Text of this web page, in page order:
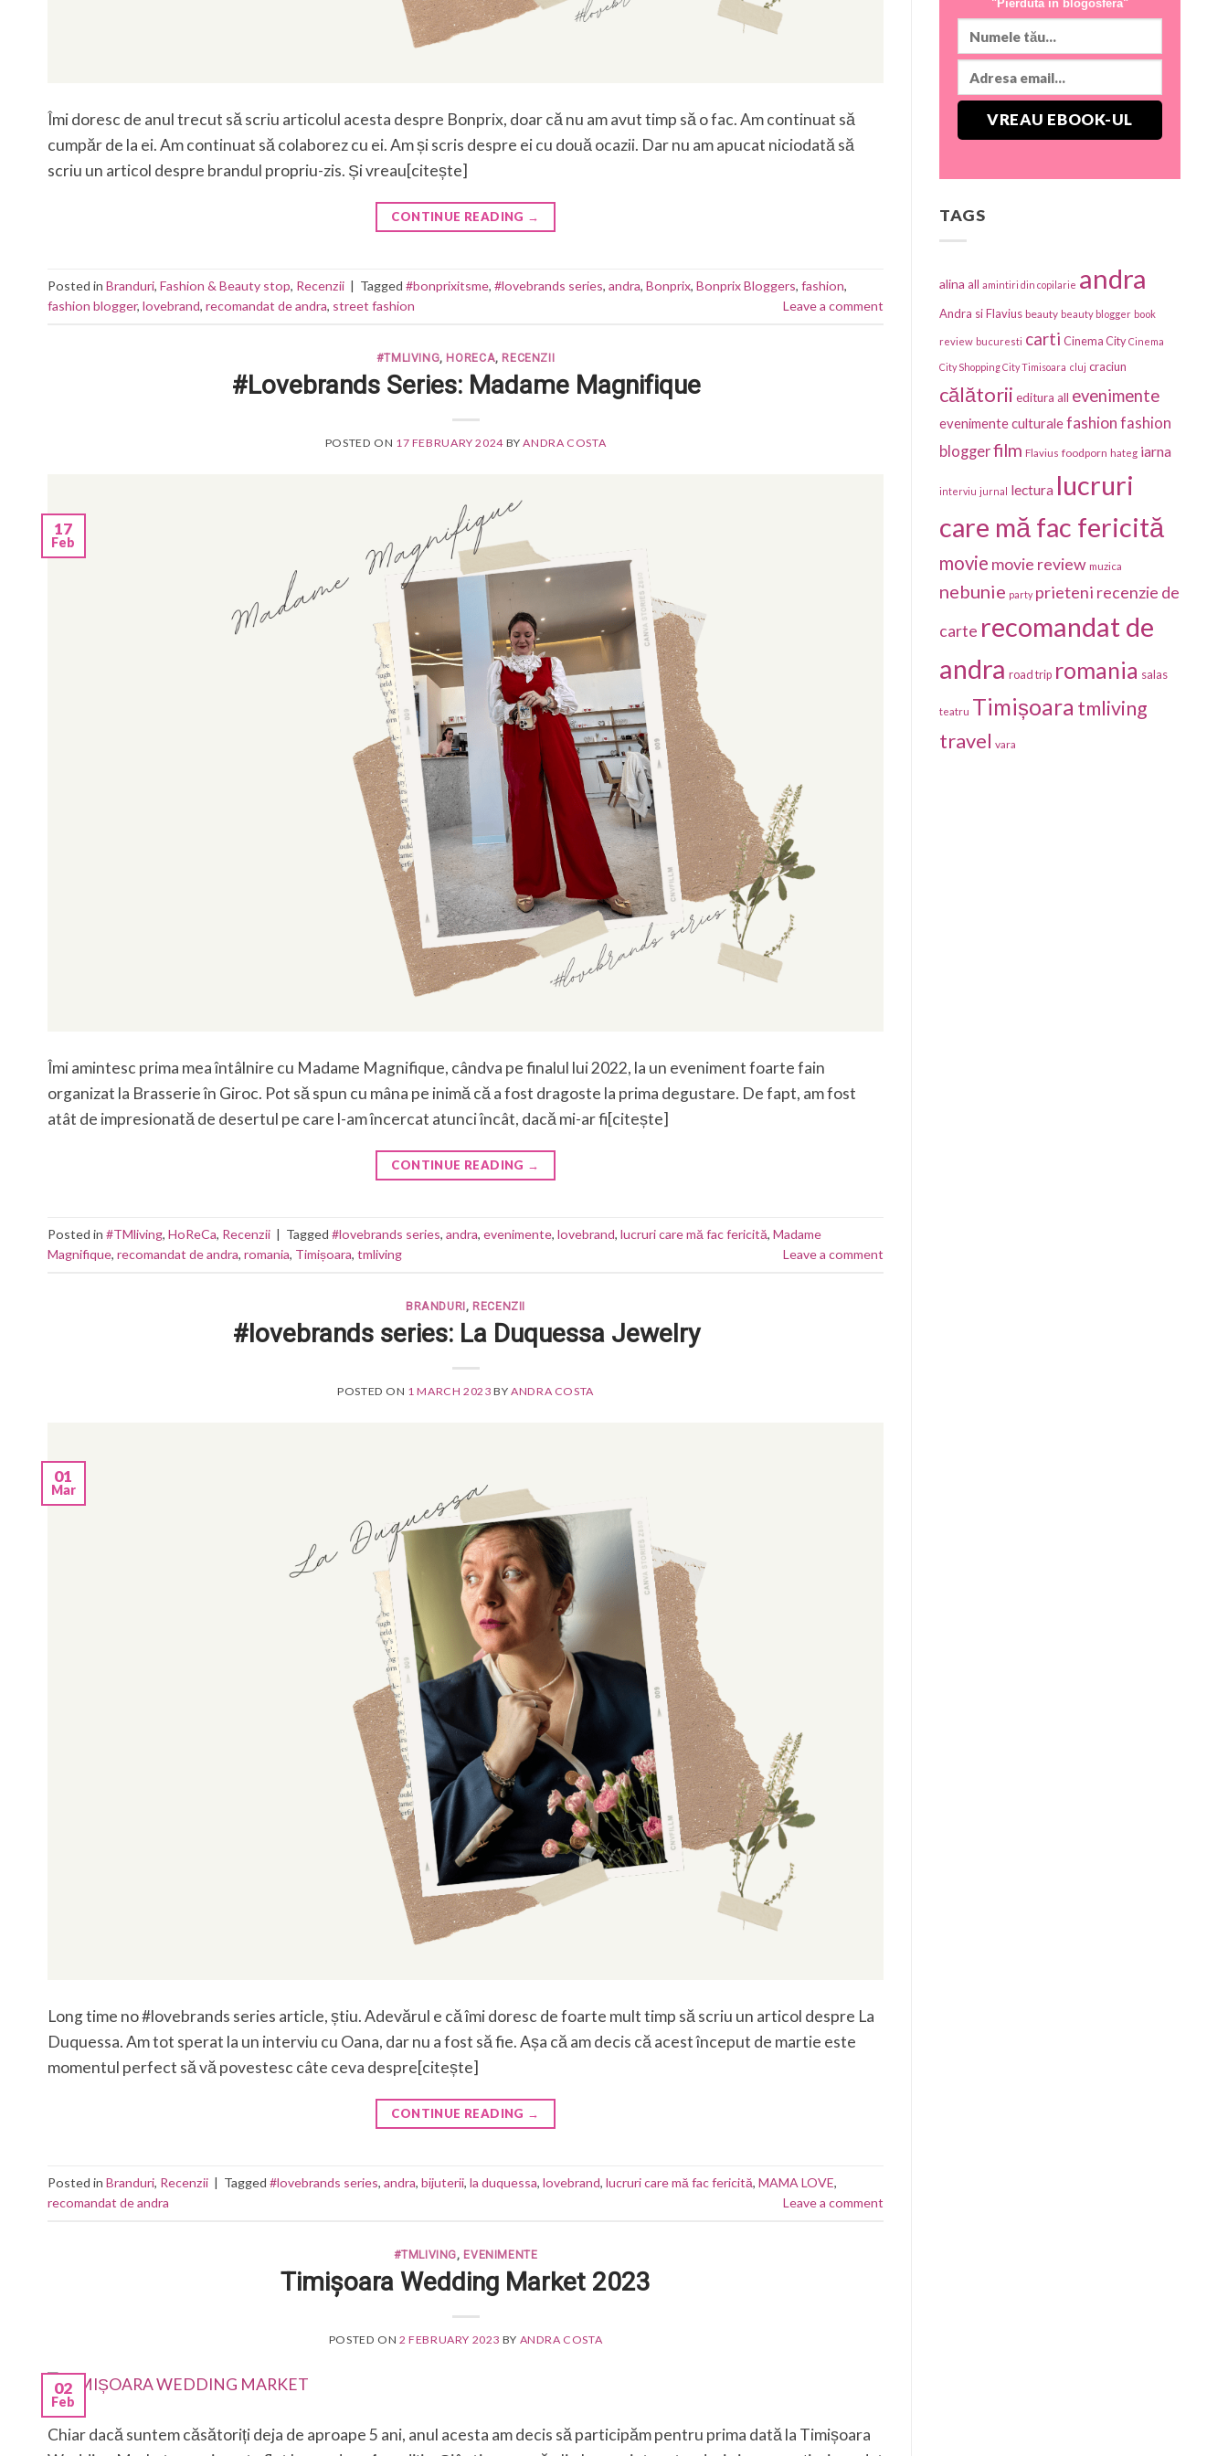
Îmi doresc de anul trecut să scriu articolul acesta despre Bonprix, doar că nu am avut timp să o fac. Am continuat să
cumpăr de la ei. Am continuat să colaborez cu ei. Am și scris despre ei cu două ocazii. Dar nu am apucat niciodată să
scriu un articol despre brandul propriu-zis. Și vreau[citește]
CONTINUE READING →
Posted in Branduri, Fashion & Beauty stop, Recenzii | Tagged #bonprixitsme, #lovebrands series, andra, Bonprix, Bonprix Bloggers, fashion,
fashion blogger, lovebrand, recomandat de andra, street fashion Leave a comment
#TMLIVING, HORECA, RECENZII
#Lovebrands Series: Madame Magnifique
POSTED ON 17 FEBRUARY 2024BYANDRA COSTA
17
Feb
Îmi amintesc prima mea întâlnire cu Madame Magnifique, cândva pe finalul lui 2022, la un eveniment foarte fain
organizat la Brasserie în Giroc. Pot să spun cu mâna pe inimă că a fost dragoste la prima degustare. De fapt, am fost
atât de impresionată de desertul pe care l-am încercat atunci încât, dacă mi-ar fi[citește]
CONTINUE READING →
Posted in #TMliving, HoReCa, Recenzii | Tagged #lovebrands series, andra, evenimente, lovebrand, lucruri care mă fac fericită, Madame
Magnifique, recomandat de andra, romania, Timișoara, tmliving Leave a comment
BRANDURI , RECENZII
#lovebrands series: La Duquessa Jewelry
POSTED ON 1 MARCH 2023 BYANDRA COSTA
01
Mar
Long time no #lovebrands series article, știu. Adevărul e că îmi doresc de foarte mult timp să scriu un articol despre La
Duquessa. Am tot sperat la un interviu cu Oana, dar nu a fost să fie. Așa că am decis că acest început de martie este
momentul perfect să vă povestesc câte ceva despre[citește]
CONTINUE READING →
Posted in Branduri, Recenzii | Tagged #lovebrands series, andra, bijuterii, la duquessa, lovebrand, lucruri care mă fac fericită, MAMA LOVE,
recomandat de andra
Leave a comment
#TMLIVING, EVENIMENTE
Timișoara Wedding Market 2023
POSTED ON 2 FEBRUARY 2023 BY ANDRA COSTA
02
Feb
Chiar dacă suntem căsătoriți deja de aproape 5 ani, anul acesta am decis să participăm pentru prima dată la Timișoara
"Pierdută în blogosferă"
TAGS
alina all amintiri din copilarie andra
Andra si Flavius beauty beauty blogger book
review bucuresti carti Cinema City Cinema
City Shopping City Timisoara cluj craciun
călătorii editura all evenimente
evenimente culturalefashion fashion
bloggerfilm Flavius foodporn hateg iarna
interviu jurnal lectura lucruri
care mă fac fericită
movie movie review muzica
nebunie party prieteni recenzie de
carte recomandat de
andra road trip romania salas
teatru Timișoara tmliving
travel vara